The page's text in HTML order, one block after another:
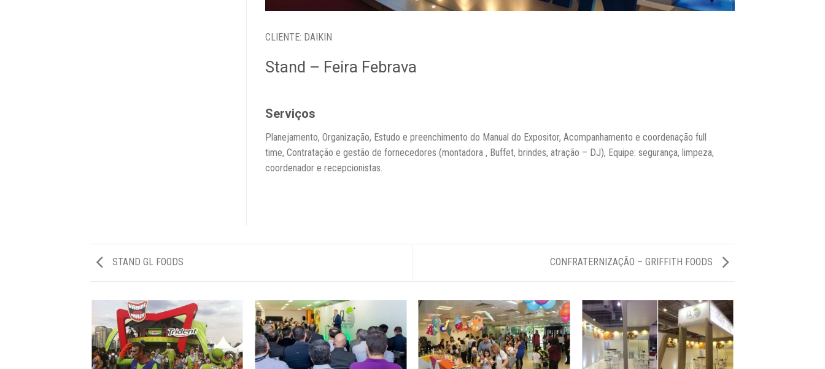
CLIENTE: DAIKIN
Stand – Feira Febrava
Serviços
Planejamento, Organização, Estudo e preenchimento do Manual do Expositor, Acompanhamento e coordenação full
time, Contratação e gestão de fornecedores (montadora , Buffet, brindes, atração – DJ), Equipe: segurança, limpeza,
coordenador e recepcionistas.
STAND GL FOODS CONFRATERNIZAÇÃO – GRIFFITH FOODS